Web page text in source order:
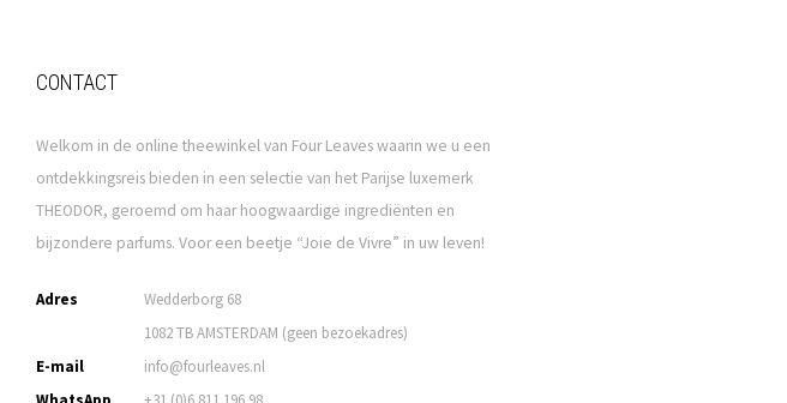
CONTACT
Welkom in de online theewinkel van Four Leaves waarin we u een
ontdekkingsreis bieden in een selectie van het Parijse luxemerk
THEODOR, geroemd om haar hoogwaardige ingrediënten en
bijzondere parfums. Voor een beetje “Joie de Vivre” in uw leven!
Adres
Wedderborg 68
1082 TB AMSTERDAM (geen bezoekadres)
E-mail
info@fourleaves.nl